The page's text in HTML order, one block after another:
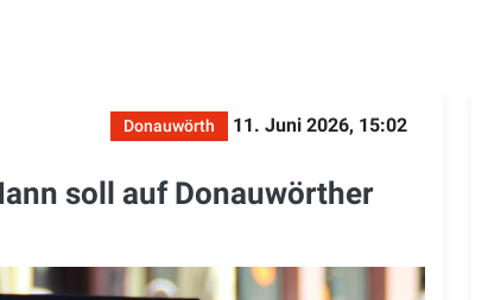
Donauwörth
11. Juni 2026, 15:02
soll auf Donauwörther